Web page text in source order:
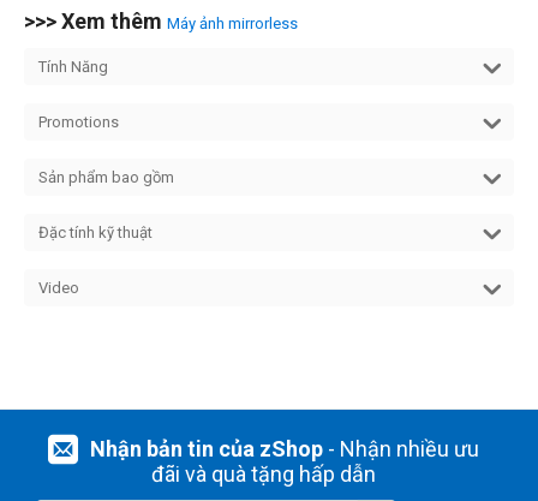
>>> Xem thêm Máy ảnh mirrorless
Tính Năng
Promotions
Sản phẩm bao gồm
Đặc tính kỹ thuật
Video
Nhận bản tin của zShop- Nhận nhiều ưu
đãi và quà tặng hấp dẫn